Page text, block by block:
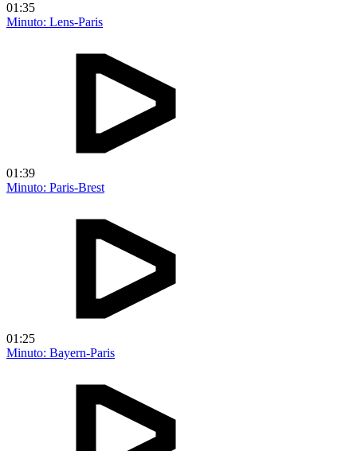
01:35
Minuto: Lens-Paris
01:39
Minuto: Paris-Brest
01:25
Minuto: Bayern-Paris